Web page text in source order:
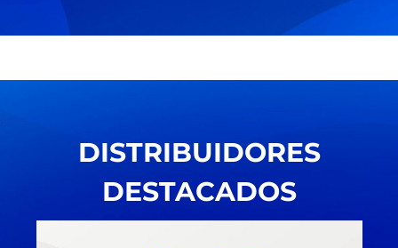
DISTRIBUIDORES
DESTACADOS